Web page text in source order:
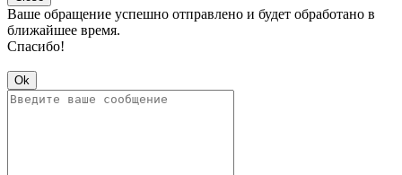
Ваше обращение успешно отправлено и будет обработано в
ближайшее время.
Спасибо!
Ok